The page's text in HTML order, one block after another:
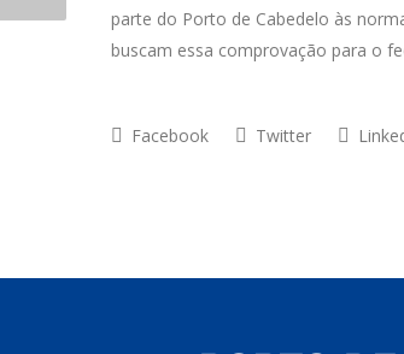
parte do Porto de Cabedelo às
buscam essa comprovação para o
Facebook Twitter